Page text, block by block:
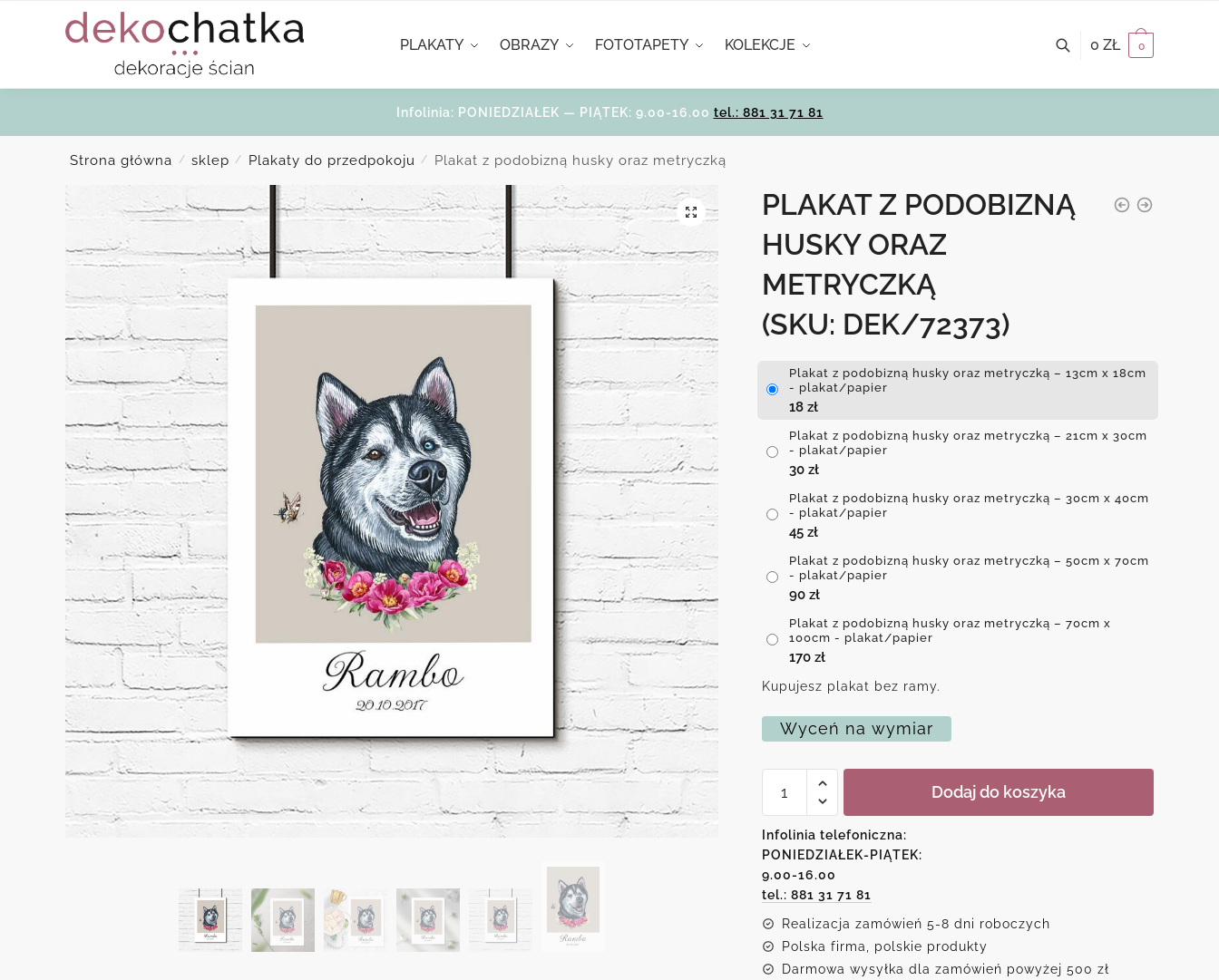
PLAKATY OBRAZY FOTOTAPETY KOLEKCJE 0 ZŁ 0
Infolinia: PONIEDZIAŁEK — PIĄTEK: 9.00-16.00 tel.: 881 31 71 81
Strona główna / sklep / Plakaty do przedpokoju / Plakat z podobizną husky oraz metryczką
PLAKAT Z PODOBIZNĄ
HUSKY ORAZ
METRYCZKĄ
(SKU: DEK/72373)
Plakat z podobizną husky oraz metryczką – 13cm x 18cm
- plakat/papier
18 zł
Plakat z podobizną husky oraz metryczką – 21cm x 30cm
- plakat/papier
30 zł
Plakat z podobizną husky oraz metryczką – 30cm x 40cm
- plakat/papier
45 zł
Plakat z podobizną husky oraz metryczką – 50cm x 70cm
- plakat/papier
90 zł
Plakat z podobizną husky oraz metryczką – 70cm x
100cm - plakat/papier
170 zł
Kupujesz plakat bez ramy.
Wyceń na wymiar
Plakat
husky
oraz
metryczką
Dodaj do koszyka
Infolinia telefoniczna:
PONIEDZIAŁEK-PIĄTEK:
9.00-16.00
tel.: 881 31 71 81
Realizacja zamówień 5-8 dni roboczych
Polska firma, polskie produkty
Darmowa wysyłka dla zamówień powyżej 500 zł